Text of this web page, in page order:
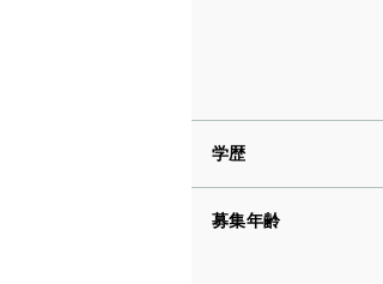
学歴
募集年齢